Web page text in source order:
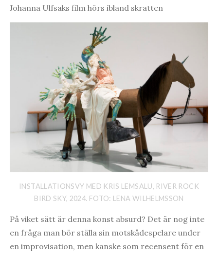
Johanna Ulfsaks film hörs ibland skratten
INSTALLATIONSVY MED KRIS LEMSALU, RIVER ROCK
BIRD SKY, 2024. FOTO: LENA WILHELMSSON
På viket sätt är denna konst absurd? Det är nog inte
en fråga man bör ställa sin motskådespelare under
en improvisation, men kanske som recensent för en